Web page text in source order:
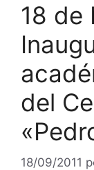
18 de
del
18/09/2011